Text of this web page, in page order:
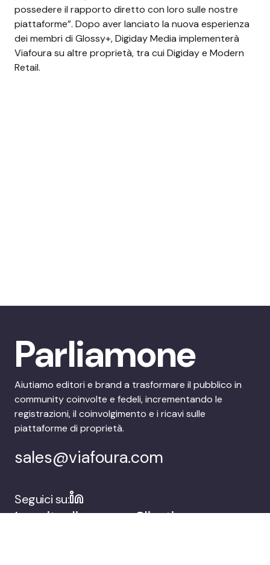
possedere il rapporto diretto con loro sulle nostre
piattaforme”. Dopo aver lanciato la nuova esperienza
dei membri di Glossy+, Digiday Media implementerà
Viafoura su altre proprietà, tra cui Digiday e Modern
Retail.
Parliamone
Aiutiamo editori e brand a trasformare il pubblico in
community coinvolte e fedeli, incrementando le
registrazioni, il coinvolgimento e i ricavi sulle
piattaforme di proprietà.
sales@viafoura.com
Seguici su:
La suite di
Clienti